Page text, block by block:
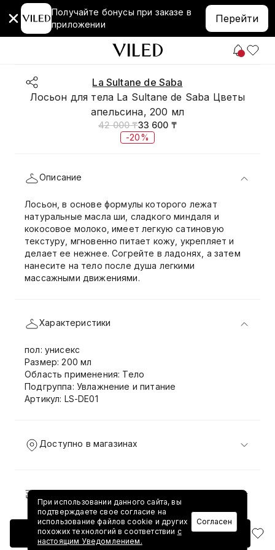
Получайте бонусы при заказе в
приложении
Перейти
La Sultane de Saba
Лосьон для тела La Sultane de Saba Цветы
апельсина, 200 мл
42 000 ₸33 600 ₸
-20%
Добавить в корзину
Описание
Лосьон, в основе формулы которого лежат
натуральные масла ши, сладкого миндаля и
кокосовое молоко, имеет легкую сатиновую
текстуру, мгновенно питает кожу, укрепляет и
делает ее нежнее. Согрейте в ладонях, а затем
нанесите на тело после душа легкими
массажными движениями.
Характеристики
пол: унисекс
Размер: 200 мл
Область применения: Тело
Подгруппа: Увлажнение и питание
Артикул: LS-DE01
Доступно в магазинах
Доставка и возврат
При использовании данного сайта, вы
подтверждаете свое согласие на
использование файлов cookie и других
похожих технологий в соответствии с
настоящим Уведомлением.
Согласен